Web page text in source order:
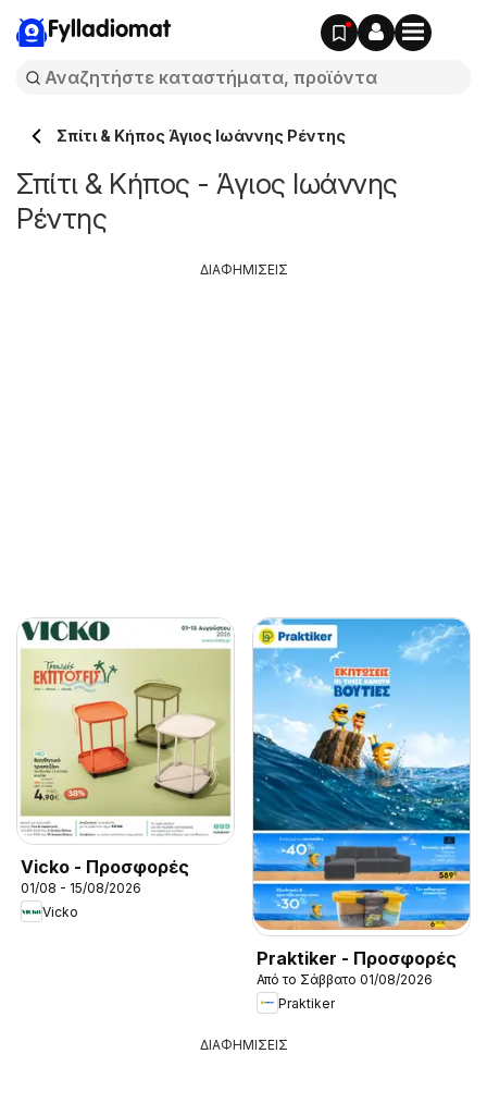
Fylladiomat
Σπίτι & Κήπος Άγιος Ιωάννης Ρέντης
Σπίτι & Κήπος - Άγιος Ιωάννης
Ρέντης
Vicko - Προσφορές
01/08 - 15/08/2026
Vicko
Praktiker - Προσφορές
Από το Σάββατο 01/08/2026
Praktiker
ΔΙΑΦΗΜΙΣΕΙΣ
ΔΙΑΦΗΜΙΣΕΙΣ